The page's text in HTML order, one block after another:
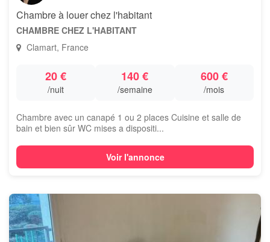
Chambre à louer chez l'habitant
CHAMBRE CHEZ L'HABITANT
Clamart, France
20 €
/nuit
140 €
/semaine
600 €
/mois
Chambre avec un canapé 1 ou 2 places Cuisine et salle de
bain et bien sûr WC mises a dispositi...
Voir l'annonce